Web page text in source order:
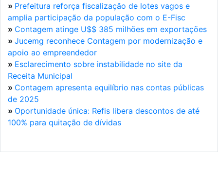
» Prefeitura reforça fiscalização de lotes vagos e
amplia participação da população com o E-Fisc
» Contagem atinge U$$ 385 milhões em exportações
» Jucemg reconhece Contagem por modernização e
apoio ao empreendedor
» Esclarecimento sobre instabilidade no site da
Receita Municipal
» Contagem apresenta equilíbrio nas contas públicas
de 2025
» Oportunidade única: Refis libera descontos de até
100% para quitação de dívidas